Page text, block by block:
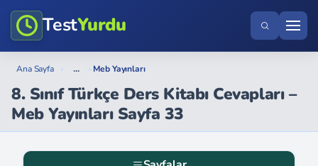
TestYurdu
Ana Sayfa › ... › Meb Yayınları
8. Sınıf Türkçe Ders Kitabı Cevapları –
Meb Yayınları Sayfa 33